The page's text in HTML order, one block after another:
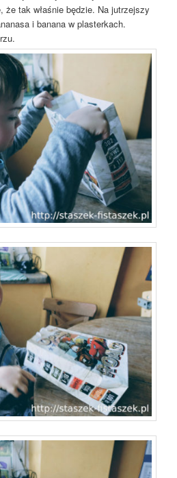
że tak właśnie będzie. Na jutrzejszy
i banana w plasterkach.